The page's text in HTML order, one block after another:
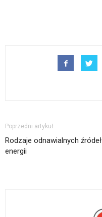
Poprzedni artykuł
Rodzaje odnawialnych źródeł
energii